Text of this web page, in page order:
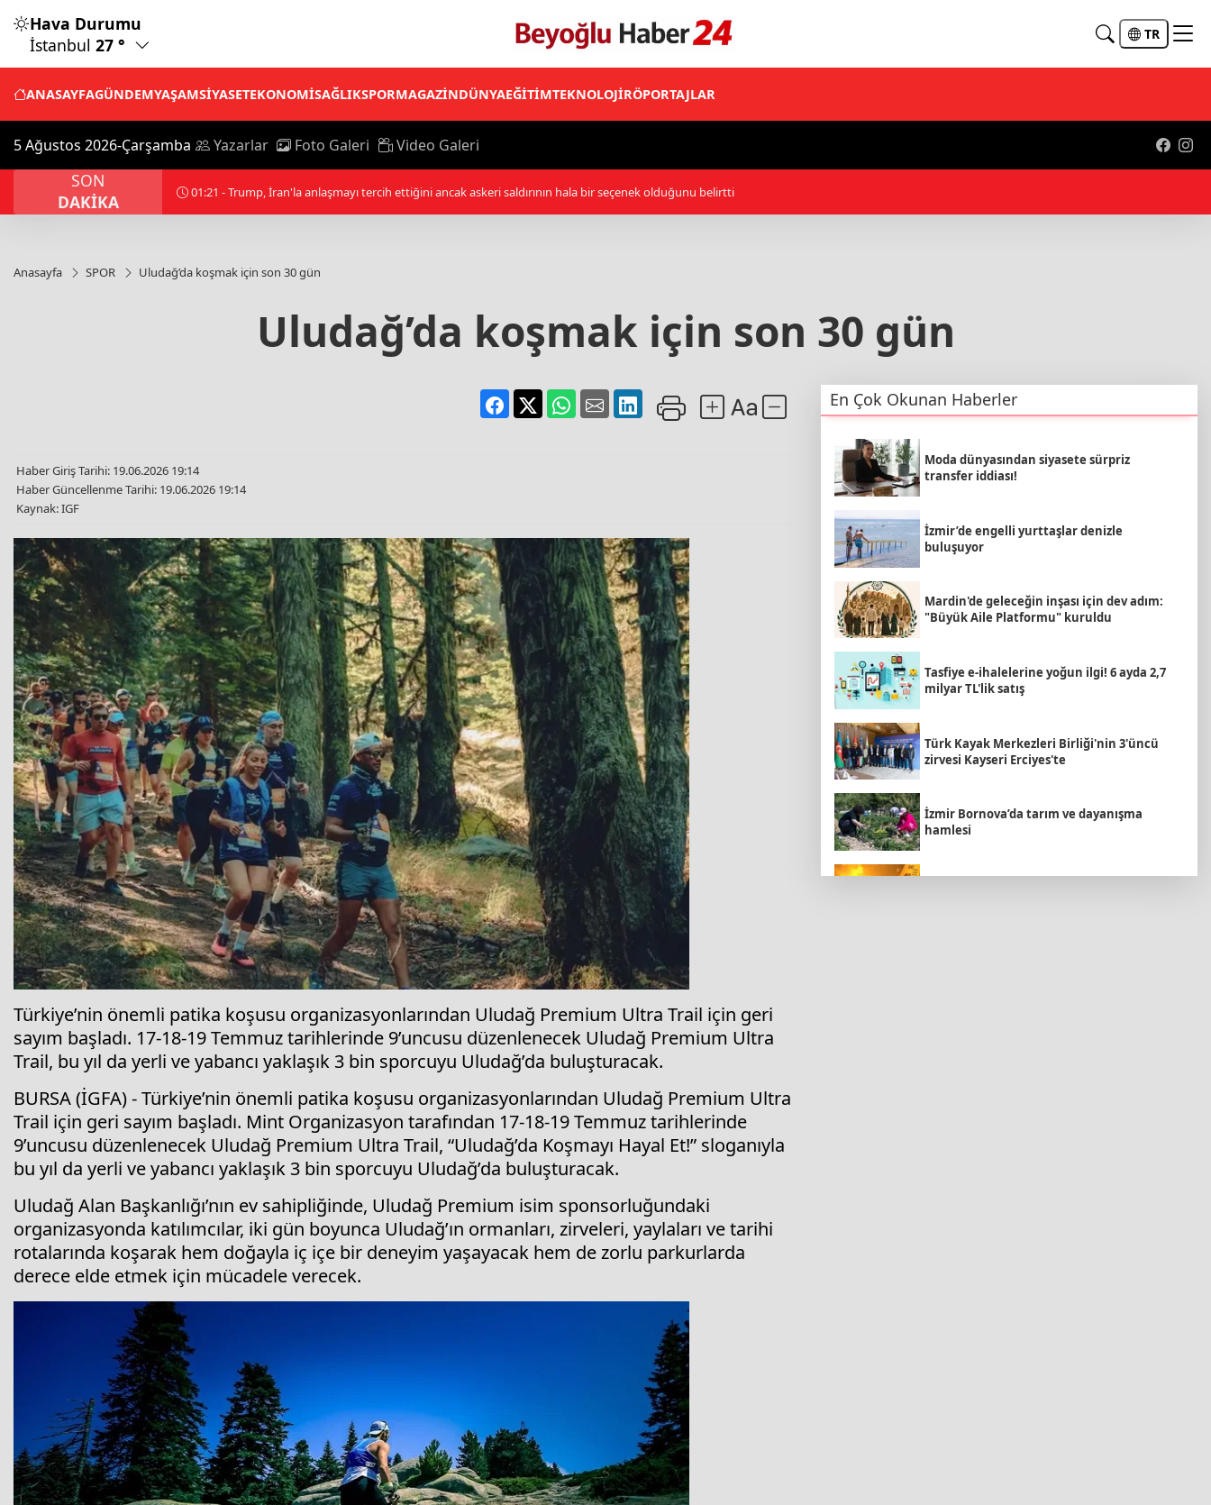
Hava Durumu
İstanbul 27 ° TR
ANASAYFAGÜNDEMYAŞAMSİYASETEKONOMİSAĞLIKSPORMAGAZİNDÜNYAEĞİTİMTEKNOLOJİRÖPORTAJLAR
5 Ağustos 2026-Çarşamba Yazarlar Foto Galeri Video Galeri
SON
DAKİKA
00:01 - Filistin topraklarını gasbeden İsrailliler, işgal altındaki Batı Şeria’daki saldırılarını sürdürdü
Anasayfa SPOR Uludağ’da koşmak için son 30 gün
Uludağ’da koşmak için son 30 gün
Haber Giriş Tarihi: 19.06.2026 19:14
Haber Güncellenme Tarihi: 19.06.2026 19:14
Kaynak: IGF
Türkiye’nin önemli patika koşusu organizasyonlarından Uludağ Premium Ultra Trail için geri
sayım başladı. 17-18-19 Temmuz tarihlerinde 9’uncusu düzenlenecek Uludağ Premium Ultra
Trail, bu yıl da yerli ve yabancı yaklaşık 3 bin sporcuyu Uludağ’da buluşturacak.
BURSA (İGFA) - Türkiye’nin önemli patika koşusu organizasyonlarından Uludağ Premium Ultra
Trail için geri sayım başladı. Mint Organizasyon tarafından 17-18-19 Temmuz tarihlerinde
9’uncusu düzenlenecek Uludağ Premium Ultra Trail, “Uludağ’da Koşmayı Hayal Et!” sloganıyla
bu yıl da yerli ve yabancı yaklaşık 3 bin sporcuyu Uludağ’da buluşturacak.
Uludağ Alan Başkanlığı’nın ev sahipliğinde, Uludağ Premium isim sponsorluğundaki
organizasyonda katılımcılar, iki gün boyunca Uludağ’ın ormanları, zirveleri, yaylaları ve tarihi
rotalarında koşarak hem doğayla iç içe bir deneyim yaşayacak hem de zorlu parkurlarda
derece elde etmek için mücadele verecek.
En Çok Okunan Haberler
Moda dünyasından siyasete sürpriz
transfer iddiası!
İzmir’de engelli yurttaşlar denizle
buluşuyor
Mardin'de geleceğin inşası için dev adım:
"Büyük Aile Platformu" kuruldu
Tasfiye e-ihalelerine yoğun ilgi! 6 ayda 2,7
milyar TL'lik satış
Türk Kayak Merkezleri Birliği'nin 3'üncü
zirvesi Kayseri Erciyes'te
İzmir Bornova’da tarım ve dayanışma
hamlesi